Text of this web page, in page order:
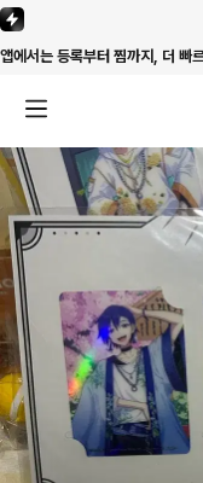
앱에서는 등록부터 찜까지, 더 빠